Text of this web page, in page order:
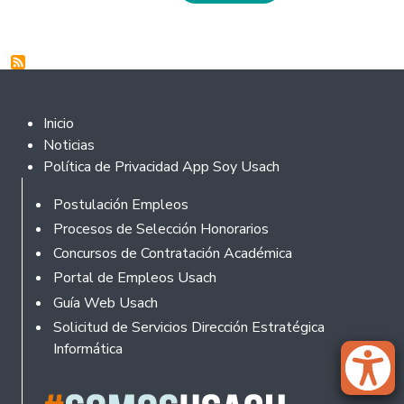
Footer 2
Inicio
Noticias
Política de Privacidad App Soy Usach
Rodapé
Postulación Empleos
Procesos de Selección Honorarios
Concursos de Contratación Académica
Portal de Empleos Usach
Guía Web Usach
Solicitud de Servicios Dirección Estratégica
Informática